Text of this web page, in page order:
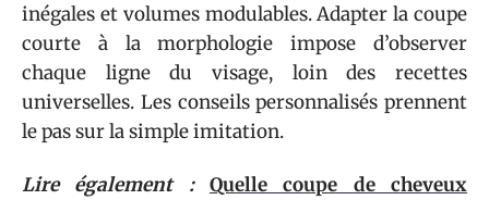
inégales et volumes modulables. Adapter la coupe
courte à la morphologie impose d’observer
chaque ligne du visage, loin des recettes
universelles. Les conseils personnalisés prennent
le pas sur la simple imitation.
Lire également :
Quelle coupe de cheveux